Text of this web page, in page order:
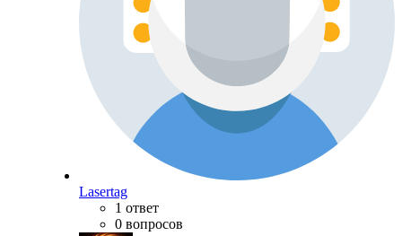
Lasertag
1 ответ
0 вопросов